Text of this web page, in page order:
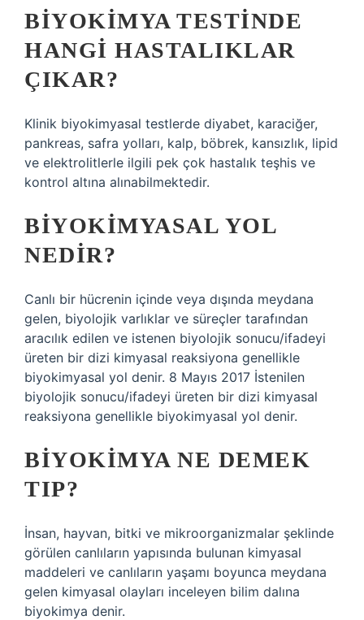
BIYOKIMYA TESTINDE
HANGI HASTALIKLAR
ÇIKAR?
Klinik biyokimyasal testlerde diyabet, karaciğer,
pankreas, safra yolları, kalp, böbrek, kansızlık, lipid
ve elektrolitlerle ilgili pek çok hastalık teşhis ve
kontrol altına alınabilmektedir.
BIYOKIMYASAL YOL
NEDIR?
Canlı bir hücrenin içinde veya dışında meydana
gelen, biyolojik varlıklar ve süreçler tarafından
aracılık edilen ve istenen biyolojik sonucu/ifadeyi
üreten bir dizi kimyasal reaksiyona genellikle
biyokimyasal yol denir. 8 Mayıs 2017 İstenilen
biyolojik sonucu/ifadeyi üreten bir dizi kimyasal
reaksiyona genellikle biyokimyasal yol denir.
BIYOKIMYA NE DEMEK
TIP?
İnsan, hayvan, bitki ve mikroorganizmalar şeklinde
görülen canlıların yapısında bulunan kimyasal
maddeleri ve canlıların yaşamı boyunca meydana
gelen kimyasal olayları inceleyen bilim dalına
biyokimya denir.